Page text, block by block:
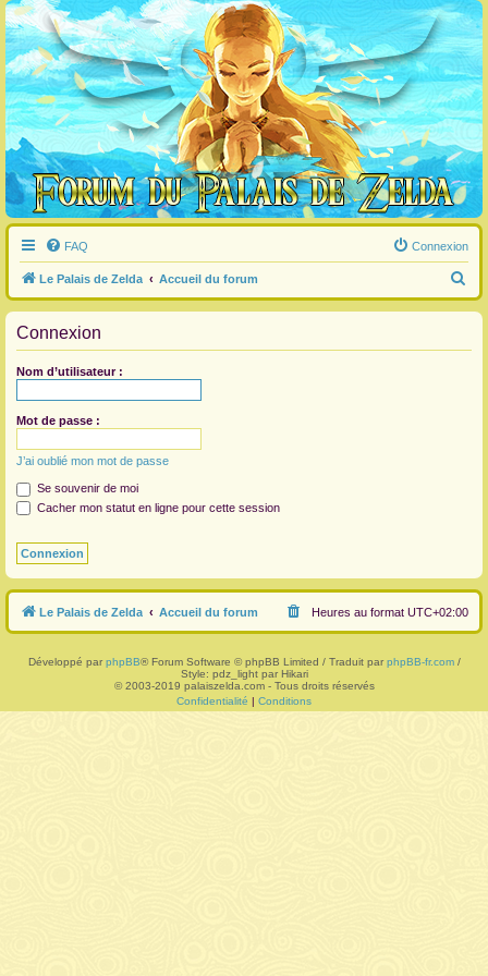
FAQ Connexion
Le Palais de Zelda Accueil du forum
e
Connexion
Nom d’utilisateur :
Mot de passe :
J’ai oublié mon mot de passe
Se souvenir de moi
Cacher mon statut en ligne pour cette session
Le Palais de Zelda Accueil du forum Heures au format UTC+02:00
Développé par phpBB® Forum Software © phpBB Limited / Traduit par phpBB-fr.com/
Style: pdz_light par Hikari
© 2003-2019 palaiszelda.com - Tous droits réservés
Confidentialité | Conditions